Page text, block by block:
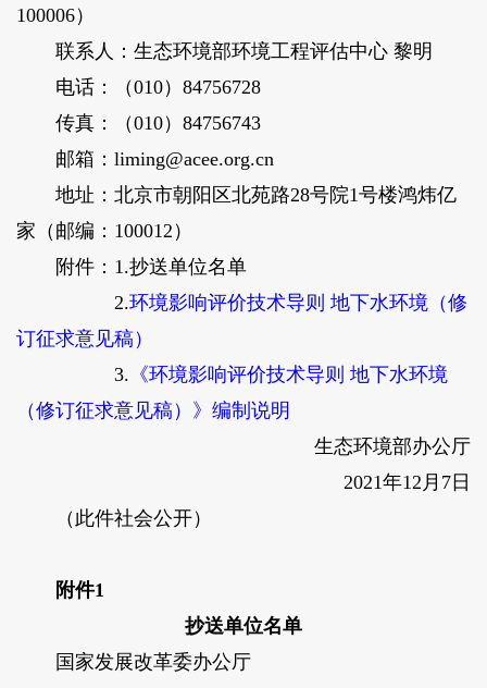
100006）
联系人：生态环境部环境工程评估中心 黎明
电话：（010）84756728
传真：（010）84756743
邮箱：liming@acee.org.cn
地址：北京市朝阳区北苑路28号院1号楼鸿炜亿
家（邮编：100012）
附件：1.抄送单位名单
2.环境影响评价技术导则 地下水环境（修
订征求意见稿）
3. 《环境影响评价技术导则 地下水环境
（修订征求意见稿）》编制说明
生态环境部办公厅
2021年12月7日
（此件社会公开）
附件1
抄送单位名单
国家发展改革委办公厅